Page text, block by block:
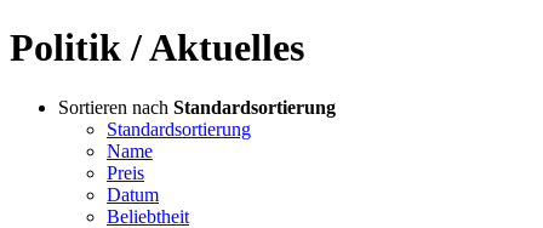
Politik / Aktuelles
Sortieren nach Standardsortierung
Standardsortierung
Name
Preis
Datum
Beliebtheit